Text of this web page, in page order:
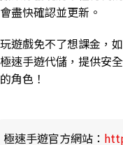
會盡快確認並更新。
玩遊戲免不了想課金，
極速手遊代儲，提供安
的角色！
極速手遊官方網站：